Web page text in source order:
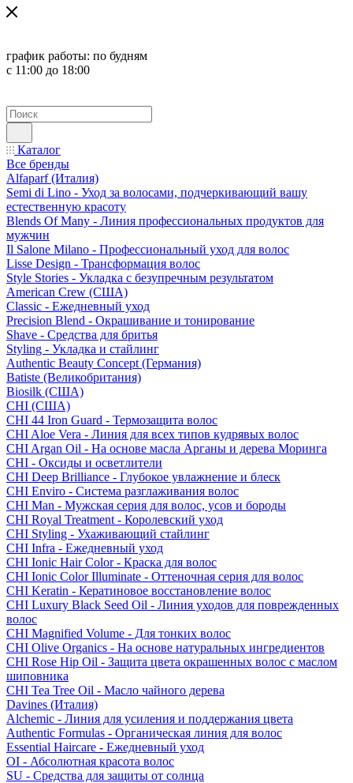
график работы: по будням
с 11:00 до 18:00
Каталог
Все бренды
Alfaparf (Италия)
Semi di Lino - Уход за волосами, подчеркивающий вашу
естественную красоту
Blends Of Many - Линия профессиональных продуктов для
мужчин
Il Salone Milano - Профессиональный уход для волос
Lisse Design - Трансформация волос
Style Stories - Укладка с безупречным результатом
American Crew (США)
Classic - Ежедневный уход
Precision Blend - Окрашивание и тонирование
Shave - Средства для бритья
Styling - Укладка и стайлинг
Authentic Beauty Concept (Германия)
Batiste (Великобритания)
Biosilk (США)
CHI (США)
CHI 44 Iron Guard - Термозащита волос
CHI Aloe Vera - Линия для всех типов кудрявых волос
CHI Argan Oil - На основе масла Арганы и дерева Моринга
CHI - Оксиды и осветлители
CHI Deep Brilliance - Глубокое увлажнение и блеск
CHI Enviro - Система разглаживания волос
CHI Man - Мужская серия для волос, усов и бороды
CHI Royal Treatment - Королевский уход
CHI Styling - Ухаживающий стайлинг
CHI Infra - Ежедневный уход
CHI Ionic Hair Color - Краска для волос
CHI Ionic Color Illuminate - Оттеночная серия для волос
CHI Keratin - Кератиновое восстановление волос
CHI Luxury Black Seed Oil - Линия уходов для поврежденных
волос
CHI Magnified Volume - Для тонких волос
CHI Olive Organics - На основе натуральных ингредиентов
CHI Rose Hip Oil - Защита цвета окрашенных волос с маслом
шиповника
CHI Tea Tree Oil - Масло чайного дерева
Davines (Италия)
Alchemic - Линия для усиления и поддержания цвета
Authentic Formulas - Органическая линия для волос
Essential Haircare - Eжедневный уход
OI - Абсолютная красота волос
SU - Средства для защиты от солнца